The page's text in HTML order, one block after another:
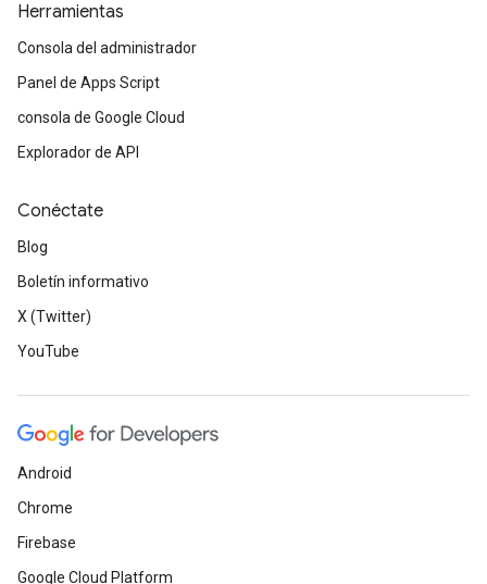
Herramientas
Consola del administrador
Panel de Apps Script
consola de Google Cloud
Explorador de API
Conéctate
Blog
Boletín informativo
X (Twitter)
YouTube
Android
Chrome
Firebase
Google Cloud Platform